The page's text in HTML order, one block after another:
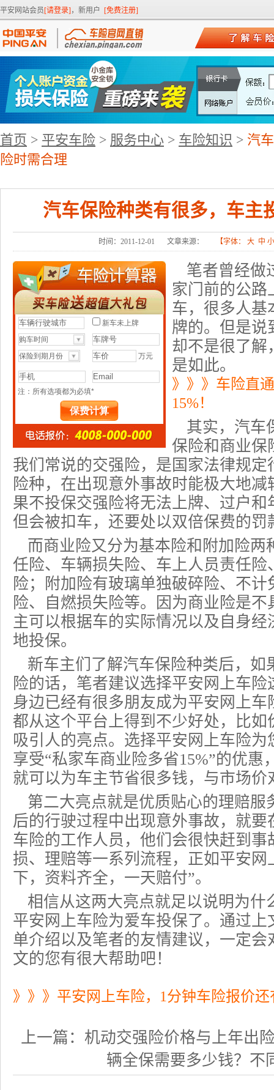
平安网站会员[请登录] ，新用户 [免费注册]
首页 > 平安车险 > 服务中心 > 车险知识 > 汽
险时需合理
汽车保险种类有很多，车主
时间：2011-12-01 文章来源： 【字体： 大 中 小
笔者曾经做
家门前的公路
车，很多人基
牌的。但是说
却不是很了解
是如此。
》》》车险直
15%！
其实， 汽车
保险和商业保
我们常说的交强险，是国家法律规
险种，在出现意外事故时能极大地
果不投保交强险将无法上牌、过户
但会被扣车，还要处以双倍保费的罚
而商业险又分为基本险和附加险两
任险、 车辆损失险、车上人员责任险
险；附加险有玻璃单独破碎险、不
险、自燃损失险等。因为商业险是
主可以根据车的实际情况以及自身
地投保。
新车主们了解汽车保险种类后，如
险的话，笔者建议选择平安网上车
身边已经有很多朋友成为平安网上
都从这个平台上得到不少好处，比
吸引人的亮点。选择平安网上车险
享受“私家车商业险多省15%”的优惠
就可以为车主节省很多钱，与市场
第二大亮点就是优质贴心的理赔服
后的行驶过程中出现意外事故，就
车险的工作人员，他们会很快赶到
损、理赔等一系列流程，正如平安网
下，资料齐全，一天赔付”。
相信从这两大亮点就足以说明为什
平安网上车险为爱车投保了。通过
单介绍以及笔者的友情建议，一定
文的您有很大帮助吧！
》》》平安网上车险，1分钟车险报价
上一篇： 机动交强险价格与上年出
辆全保需要多少钱？不